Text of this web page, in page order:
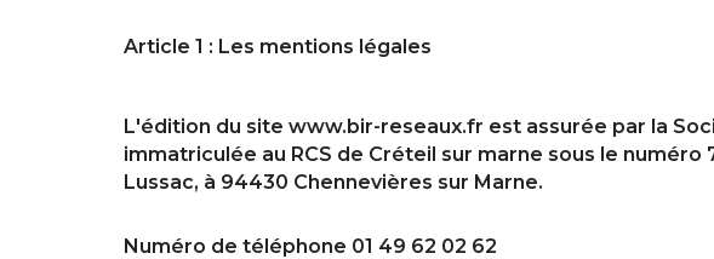
Article 1 : Les mentions légales
L'édition du site www.bir-reseaux.fr est assurée par la
immatriculée au RCS de Créteil sur marne sous le
Lussac, à 94430 Chennevières sur Marne.
Numéro de téléphone 01 49 62 02 62